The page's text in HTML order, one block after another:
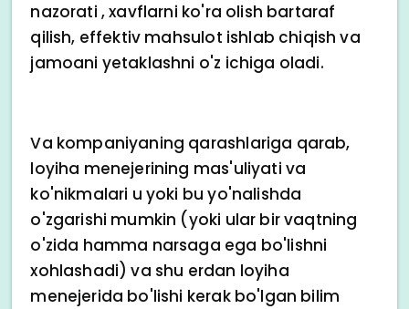
nazorati , xavflarni ko'ra olish bartaraf
qilish, effektiv mahsulot ishlab chiqish va
jamoani yetaklashni o'z ichiga oladi.
Va kompaniyaning qarashlariga qarab,
loyiha menejerining mas'uliyati va
ko'nikmalari u yoki bu yo'nalishda
o'zgarishi mumkin (yoki ular bir vaqtning
o'zida hamma narsaga ega bo'lishni
xohlashadi) va shu erdan loyiha
menejerida bo'lishi kerak bo'lgan bilim